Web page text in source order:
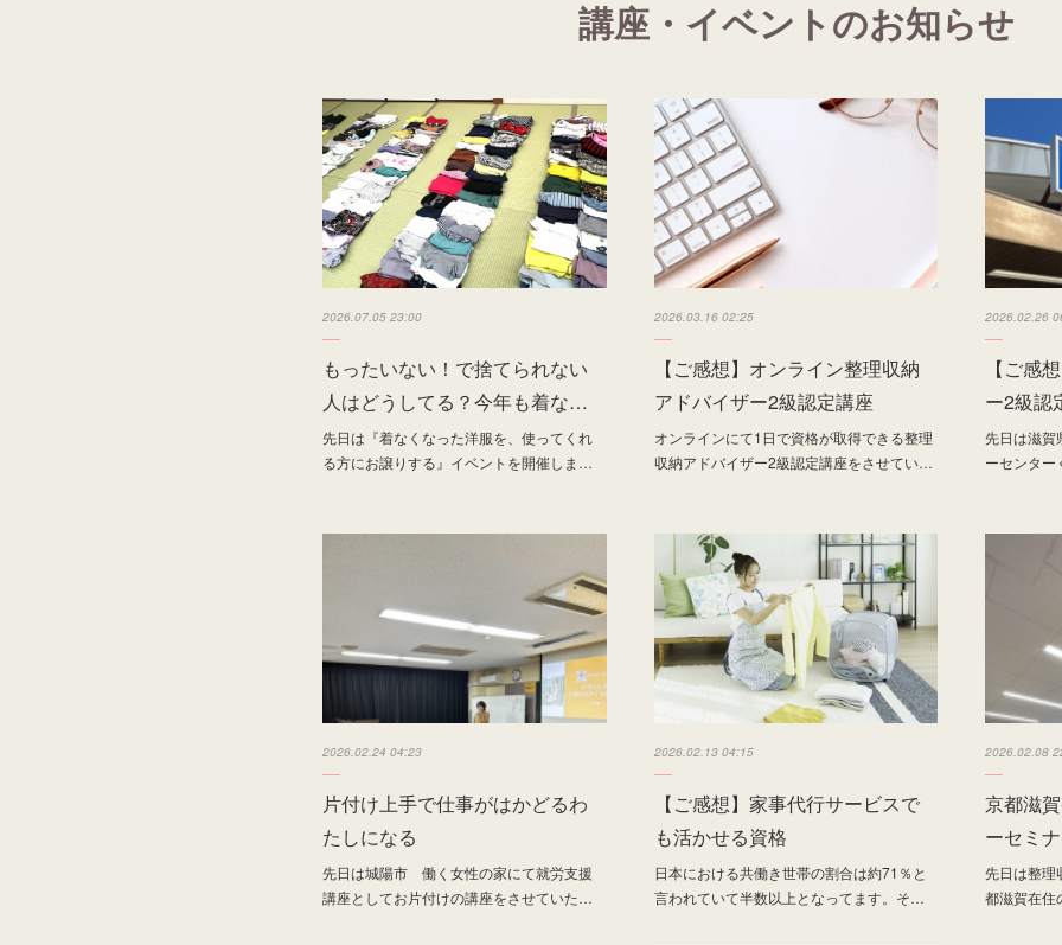
講座・イベントのお知らせ
2026.07.05 23:00
もったいない！で捨てられない
人はどうしてる？今年も着な…
先日は『着なくなった洋服を、使ってくれ
る方にお譲りする』イベントを開催しま…
2026.03.16 02:25
【ご感想】オンライン整理収納
アドバイザー2級認定講座
オンラインにて1日で資格が取得できる整理
収納アドバイザー2級認定講座をさせてい…
2026.02.26
【ご感
ー2級認
先日は滋賀
ーセンタ
2026.02.24 04:23
片付け上手で仕事がはかどるわ
たしになる
先日は城陽市 働く女性の家にて就労支援
講座としてお片付けの講座をさせていた…
2026.02.13 04:15
【ご感想】家事代行サービスで
も活かせる資格
日本における共働き世帯の割合は約71％と
言われていて半数以上となってます。そ…
2026.02.08
京都滋
ーセミ
先日は整理
都滋賀在